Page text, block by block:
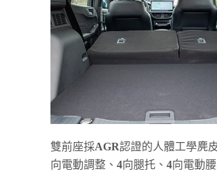
雙前座採AGR認證的人體工學麂
向電動調整、4向腿托、4向電動